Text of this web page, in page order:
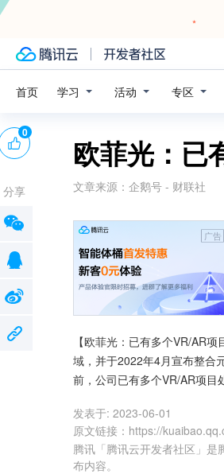
首页 学习 活动 专区
欧菲光：已
文章来源： 企鹅号 - 财联社
广告
【欧菲光：已有多个VR/AR
域，并于2022年4月宣布整合
前，公司已有多个VR/AR项目
发表于: 2023-06-01
原文链接 ： https://
腾讯「腾讯云开发者社区」
布内容。
0
分享